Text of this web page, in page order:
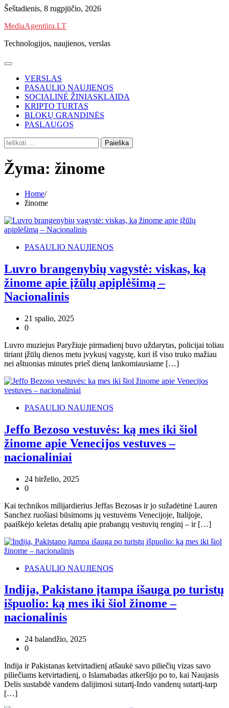
Skip
content
Šeštadienis, 8 rugpjūčio, 2026
MediaAgentūra.LT
Technologijos, naujienos, verslas
VERSLAS
PASAULIO NAUJIENOS
SOCIALINĖ ŽINIASKLAIDA
KRIPTO TURTAS
BLOKŲ GRANDINĖS
PASLAUGOS
Ieškoti:
Žyma: žinome
Home
žinome
PASAULIO NAUJIENOS
Luvro brangenybių vagystė: viskas, ką
žinome apie įžūlų apiplėšimą –
Nacionalinis
21 spalio, 2025
0
Luvro muziejus Paryžiuje pirmadienį buvo uždarytas, policijai toliau
tiriant įžūlų dienos metu įvykusį vagystę, kuri iš viso truko mažiau
nei aštuonias minutes prieš dieną lankomiausiame […]
PASAULIO NAUJIENOS
Jeffo Bezoso vestuvės: ką mes iki šiol
žinome apie Venecijos vestuves –
nacionaliniai
24 birželio, 2025
0
Kai technikos milijardierius Jeffas Bezosas ir jo sužadėtinė Lauren
Sanchez ruošiasi būsimoms jų vestuvėms Venecijoje, Italijoje,
paaiškėjo keletas detalių apie prabangų vestuvių renginį – ir […]
PASAULIO NAUJIENOS
Indija, Pakistano įtampa išauga po turistų
išpuolio: ką mes iki šiol žinome –
nacionalinis
24 balandžio, 2025
0
Indija ir Pakistanas ketvirtadienį atšaukė savo piliečių vizas savo
piliečiams ketvirtadienį, o Islamabadas atkeršijo po to, kai Naujasis
Delis sustabdė vandens dalijimosi sutartį-Indo vandenų sutartį-tarp
[…]